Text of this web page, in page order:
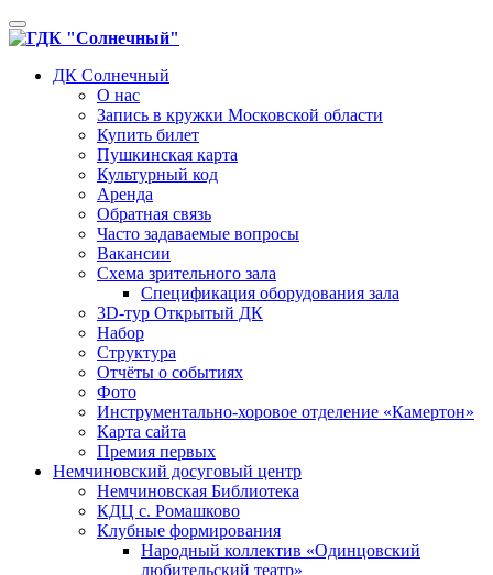
Toggle
navigation
ДК Солнечный
О нас
Запись в кружки Московской области
Купить билет
Пушкинская карта
Культурный код
Аренда
Обратная связь
Часто задаваемые вопросы
Вакансии
Схема зрительного зала
Спецификация оборудования зала
3D-тур Открытый ДК
Набор
Структура
Отчёты о событиях
Фото
Инструментально-хоровое отделение «Камертон»
Карта сайта
Премия первых
Немчиновский досуговый центр
Немчиновская Библиотека
КДЦ с. Ромашково
Клубные формирования
Народный коллектив «Одинцовский
любительский театр»